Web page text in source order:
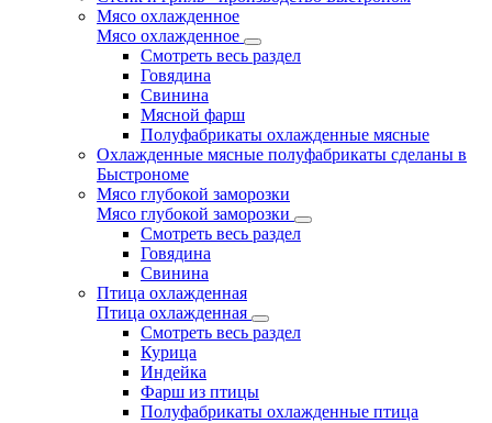
Мясо охлажденное
Мясо охлажденное
Смотреть весь раздел
Говядина
Свинина
Мясной фарш
Полуфабрикаты охлажденные мясные
Охлажденные мясные полуфабрикаты сделаны в
Быстрономе
Мясо глубокой заморозки
Мясо глубокой заморозки
Смотреть весь раздел
Говядина
Свинина
Птица охлажденная
Птица охлажденная
Смотреть весь раздел
Курица
Индейка
Фарш из птицы
Полуфабрикаты охлажденные птица